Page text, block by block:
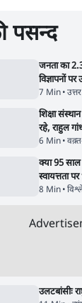
आम चोरी
आज़ाद
डाउनलोडकरें
पत्रकार, लेखक
गांधी
रहे। देश के